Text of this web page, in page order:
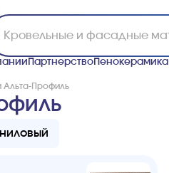
ПартнерствоПенокерамика
Профиль